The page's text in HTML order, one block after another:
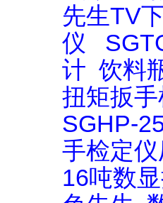
先生TV
仪
计 饮料
扭矩扳
SGHP-
手检定
16吨数